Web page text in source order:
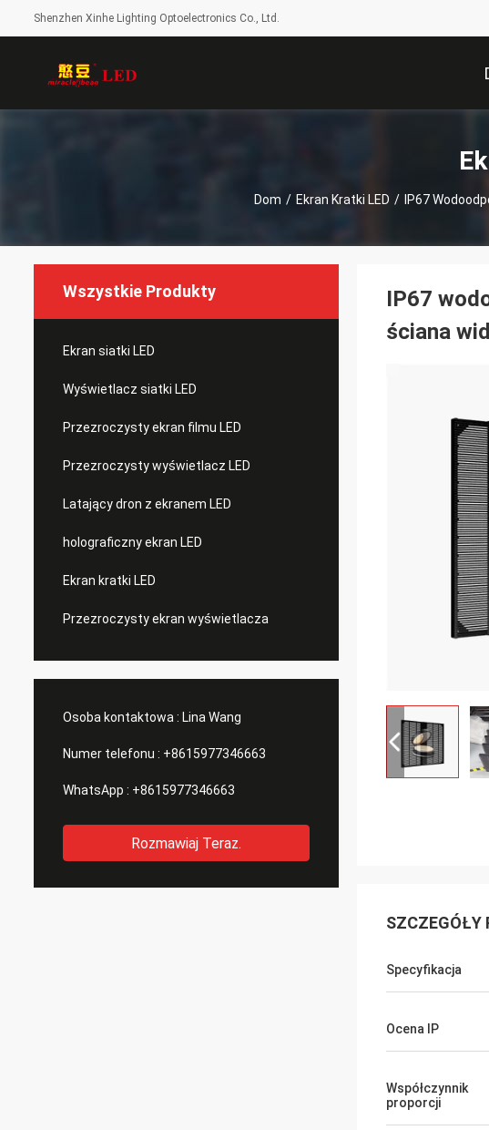
Shenzhen Xinhe Lighting Optoelectronics Co., Ltd.
Dom / Ekran Kratki LED / IP67
Wszystkie Produkty
Ekran siatki LED
Wyświetlacz siatki LED
Przezroczysty ekran filmu LED
Przezroczysty wyświetlacz LED
Latający dron z ekranem LED
holograficzny ekran LED
Ekran kratki LED
Przezroczysty ekran wyświetlacza
Osoba kontaktowa : Lina Wang
Numer telefonu : +8615977346663
WhatsApp : +8615977346663
Rozmawiaj Teraz.
IP67
ściana
SZCZEGÓŁY
Specyfikacja
Ocena IP
Współczynnik
proporcji